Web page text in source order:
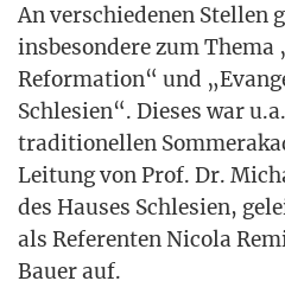
An ver­schie­de­nen Stel­len
ins­be­son­de­re zum The­ma
Refor­ma­ti­on“ und
Schle­si­en“. Die­ses war
tra­di­tio­nel­len
Lei­tung von Prof. Dr.
des Hau­ses Schle­si­en,
als Refe­ren­ten Nico­la
Bau­er auf.